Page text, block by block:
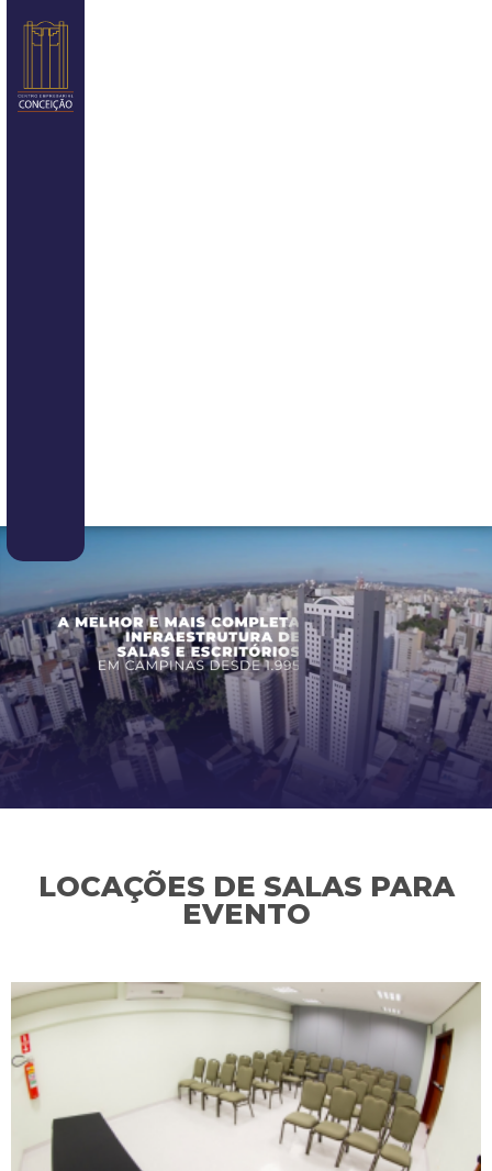
LOCAÇÕES DE SALAS PARA
EVENTO
L4
L5